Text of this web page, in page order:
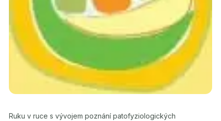
Ruku v ruce s vývojem poznání patofyziologických